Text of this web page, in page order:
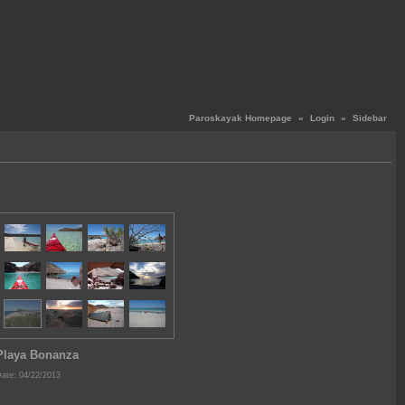
Paroskayak Homepage « Login « Sidebar
Bonanza
04/22/2013